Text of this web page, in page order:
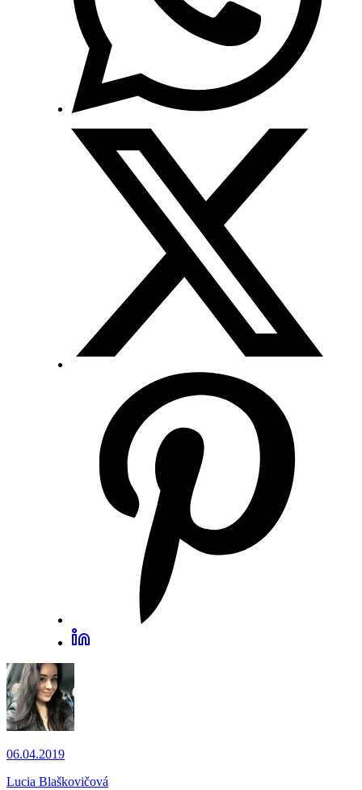
06.04.2019
Lucia Blaškovičová